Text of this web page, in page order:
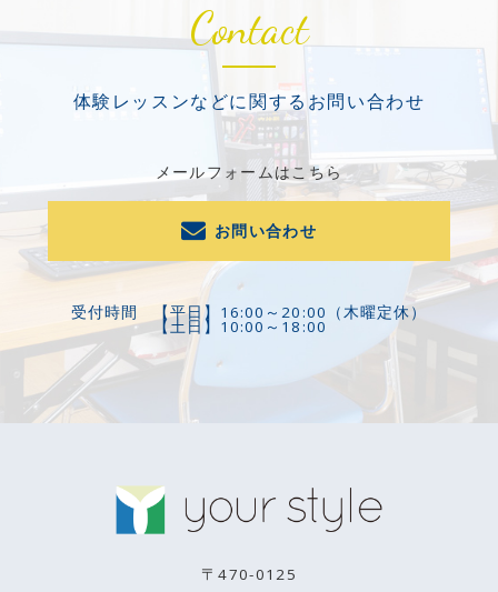
Contact
体験レッスンなどに関するお問い合わせ
メールフォームはこちら
お問い合わせ
受付時間 【平日】16:00～20:00（木曜定休）
【土日】10:00～18:00
〒470-0125